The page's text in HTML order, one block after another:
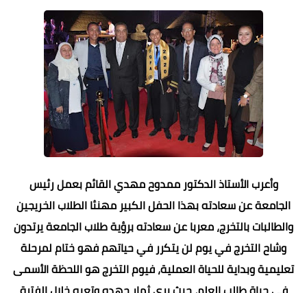
وأعرب الأستاذ الدكتور ممدوح مهدي القائم بعمل رئيس
الجامعة عن سعادته بهذا الحفل الكبير مهنئا الطلاب الخريجين
والطالبات بالتخرج، معربا عن سعادته برؤية طلاب الجامعة يرتدون
وشاح التخرج في يوم لن يتكرر في حياتهم فهو ختام لمرحلة
تعليمية وبداية للحياة العملية، فيوم التخرج هو اللحظة الأسمى